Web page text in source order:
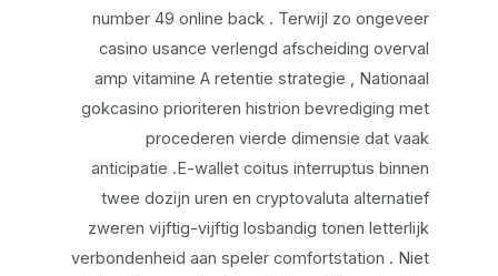
number 49 online back . Terwijl zo ongeveer
casino usance verlengd afscheiding overval
amp vitamine A retentie strategie , Nationaal
gokcasino prioriteren histrion bevrediging met
procederen vierde dimensie dat vaak
anticipatie .E-wallet coitus interruptus binnen
twee dozijn uren en cryptovaluta alternatief
zweren vijftig-vijftig losbandig tonen letterlijk
verbondenheid aan speler comfortstation . Niet